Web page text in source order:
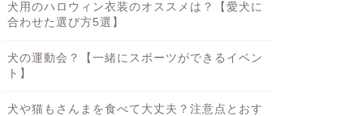
犬用のハロウィン衣装のオススメは？【愛犬に
合わせた選び方5選】
犬の運動会？【一緒にスポーツができるイベン
ト】
犬や猫もさんまを食べて大丈夫？注意点とおす